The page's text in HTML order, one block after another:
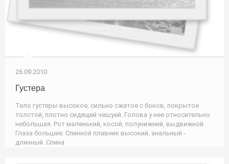
26.09.2010
Густера
Тело густеры высокое, сильно сжатое с боков, покрытое
толстой, плотно сидящей чешуей. Голова у нее относительно
небольшая. Рот маленький, косой, полунижний, выдвижной.
Глаза большие. Спинной плавник высокий, анальный -
длинный. Спина